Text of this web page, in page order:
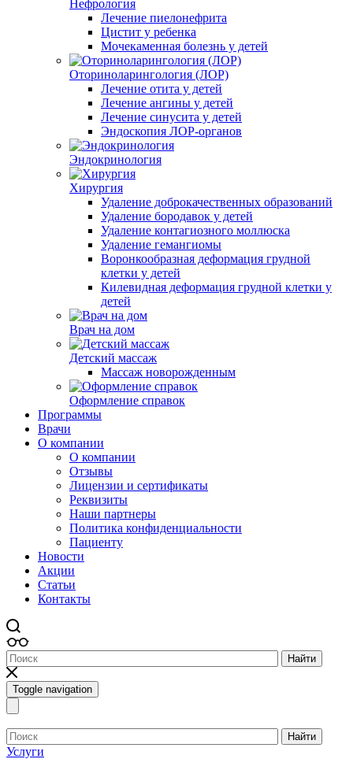
Нефрология
Лечение пиелонефрита
Цистит у ребенка
Мочекаменная болезнь у детей
Оториноларингология (ЛОР)
Лечение отита у детей
Лечение ангины у детей
Лечение синусита у детей
Эндоскопия ЛОР-органов
Эндокринология
Хирургия
Удаление доброкачественных образований
Удаление бородавок у детей
Удаление контагиозного моллюска
Удаление гемангиомы
Воронкообразная деформация грудной
клетки у детей
Килевидная деформация грудной клетки у
детей
Врач на дом
Детский массаж
Массаж новорожденным
Оформление справок
Программы
Врачи
О компании
О компании
Отзывы
Лицензии и сертификаты
Реквизиты
Наши партнеры
Политика конфиденциальности
Пациенту
Новости
Акции
Статьи
Контакты
Найти
Toggle navigation
Найти
Услуги